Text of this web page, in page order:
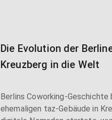
Die Evolution der
Kreuzberg in die Welt
Berlins Coworking-Geschichte
ehemaligen taz-Gebäude in